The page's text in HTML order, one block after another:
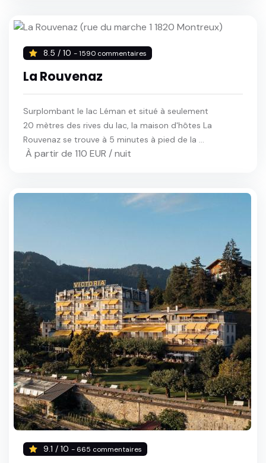
8.5 / 10 - 1590 commentaires
La Rouvenaz
Surplombant le lac Léman et situé à seulement
20 mètres des rives du lac, la maison d'hôtes La
Rouvenaz se trouve à 5 minutes à pied de la ...
À partir de 110 EUR / nuit
9.1 / 10 - 665 commentaires